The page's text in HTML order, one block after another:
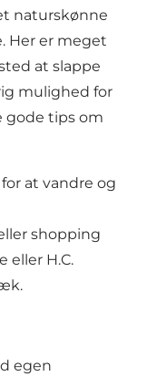
naturskønne
Her er meget
at slappe
mulighed for
gode tips om
at vandre og
shopping
eller H.C.
egen